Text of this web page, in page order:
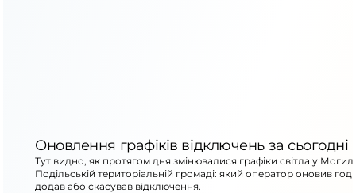
Оновлення графіків відключень за сьогодні
Тут видно, як протягом дня змінювалися графіки світла у
Подільській територіальній громаді: який оператор оновив
додав або скасував відключення.